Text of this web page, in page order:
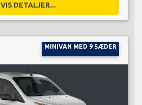
VIS DETALJER...
MINIVAN MED 9 SÆDER